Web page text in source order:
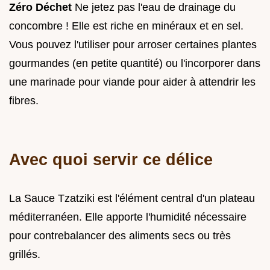
Zéro Déchet Ne jetez pas l'eau de drainage du
concombre ! Elle est riche en minéraux et en sel.
Vous pouvez l'utiliser pour arroser certaines plantes
gourmandes (en petite quantité) ou l'incorporer dans
une marinade pour viande pour aider à attendrir les
fibres.
Avec quoi servir ce délice
La Sauce Tzatziki est l'élément central d'un plateau
méditerranéen. Elle apporte l'humidité nécessaire
pour contrebalancer des aliments secs ou très
grillés.